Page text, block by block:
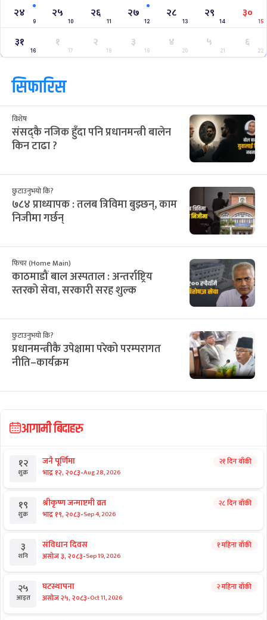
२४
9
२५
10
२६
11
२७
12
२८
13
२९
14
३०
15
३१
16
१
17
२
18
३
19
४
20
५
21
६
22
सिफारिस
विशेष
संसद्कै नजिक हुँदा पनि प्रधानमन्त्री बालेन
किन टाढा ?
छुटाउनुभयो कि?
७८४ प्राध्यापक : तलब त्रिविमा बुझ्छन्, काम
निजीमा गर्छन्
फिचर (Home Main)
काठमाडौं बाल अस्पताल : अन्तर्राष्ट्रिय
स्तरको सेवा, सरकारी सरह शुल्क
छुटाउनुभयो कि?
प्रधानमन्त्रीकै उपेक्षामा परेको परम्परागत
नीति–कार्यक्रम
आगामी बिदाहरु
१२
शुक्र
जनै पूर्णिमा
भाद्र १२, २०८३-Aug 28, 2026
२१ दिन बाँकी
१९
शुक्र
श्रीकृष्ण जन्माष्टमी व्रत
भाद्र १९, २०८३-Sep 4, 2026
२८ दिन बाँकी
३
शनि
संविधान दिवस
असोज ३, २०८३-Sep 19, 2026
१ महिना बाँकी
२५
आइत
घटस्थापना
असोज २५, २०८३-Oct 11, 2026
२ महिना बाँकी